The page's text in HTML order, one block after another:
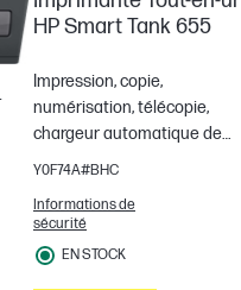
HP Smart Tank 655
Impression, copie,
numérisation, télécopie,
chargeur automatique de
documents et sans
Enveloppes
Jusqu'à 800 pages par mois
Y0F74A#BHC
Informations de
sécurité
EN STOCK